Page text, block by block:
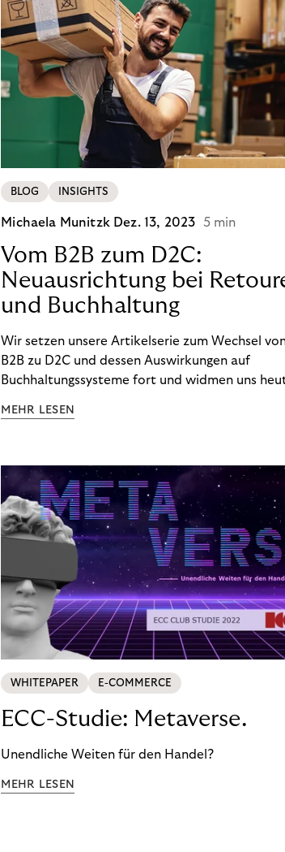
BLOG INSIGHTS
Michaela Munitzk Dez. 13, 2023 5 min
Vom B2B zum D2C:
Neuausrichtung bei
und Buchhaltung
Wir setzen unsere Artikelserie zum Wechsel
B2B zu D2C und dessen Auswirkungen auf
Buchhaltungssysteme fort und widmen uns
im D2C-Bereich.
MEHR LESEN
WHITEPAPER E-COMMERCE
ECC-Studie: Metaverse.
Unendliche Weiten für den Handel?
MEHR LESEN